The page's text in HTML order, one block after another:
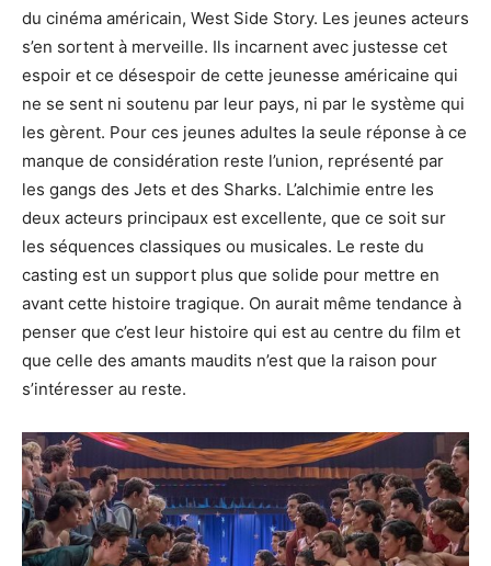
du cinéma américain, West Side Story. Les jeunes acteurs
s’en sortent à merveille. Ils incarnent avec justesse cet
espoir et ce désespoir de cette jeunesse américaine qui
ne se sent ni soutenu par leur pays, ni par le système qui
les gèrent. Pour ces jeunes adultes la seule réponse à ce
manque de considération reste l’union, représenté par
les gangs des Jets et des Sharks. L’alchimie entre les
deux acteurs principaux est excellente, que ce soit sur
les séquences classiques ou musicales. Le reste du
casting est un support plus que solide pour mettre en
avant cette histoire tragique. On aurait même tendance à
penser que c’est leur histoire qui est au centre du film et
que celle des amants maudits n’est que la raison pour
s’intéresser au reste.